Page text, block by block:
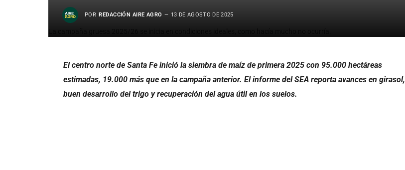
POR REDACCIÓN AIRE AGRO 13 DE AGOSTO DE 2025
El centro norte de Santa Fe inició la siembra de maíz de primera 2025 con 95.000 hectáreas
estimadas, 19.000 más que en la campaña anterior. El informe del SEA reporta avances en girasol,
buen desarrollo del trigo y recuperación del agua útil en los suelos.